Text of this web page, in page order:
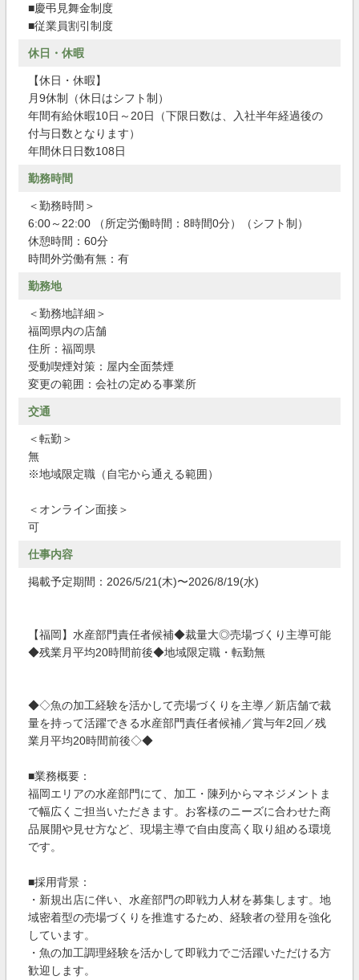
■慶弔見舞金制度
■従業員割引制度
休日・休暇
【休日・休暇】
月9休制（休日はシフト制）
年間有給休暇10日～20日（下限日数は、入社半年経過後の
付与日数となります）
年間休日日数108日
勤務時間
＜勤務時間＞
6:00～22:00 （所定労働時間：8時間0分）（シフト制）
休憩時間：60分
時間外労働有無：有
勤務地
＜勤務地詳細＞
福岡県内の店舗
住所：福岡県
受動喫煙対策：屋内全面禁煙
変更の範囲：会社の定める事業所
交通
＜転勤＞
無
※地域限定職（自宅から通える範囲）
＜オンライン面接＞
可
仕事内容
掲載予定期間：2026/5/21(木)〜2026/8/19(水)
【福岡】水産部門責任者候補◆裁量大◎売場づくり主導可能
◆残業月平均20時間前後◆地域限定職・転勤無
◆◇魚の加工経験を活かして売場づくりを主導／新店舗で裁
量を持って活躍できる水産部門責任者候補／賞与年2回／残
業月平均20時間前後◇◆
■業務概要：
福岡エリアの水産部門にて、加工・陳列からマネジメントま
で幅広くご担当いただきます。お客様のニーズに合わせた商
品展開や見せ方など、現場主導で自由度高く取り組める環境
です。
■採用背景：
・新規出店に伴い、水産部門の即戦力人材を募集します。地
域密着型の売場づくりを推進するため、経験者の登用を強化
しています。
・魚の加工調理経験を活かして即戦力でご活躍いただける方
歓迎します。